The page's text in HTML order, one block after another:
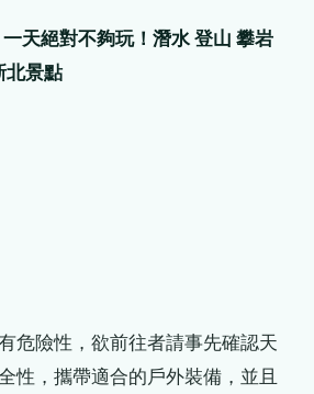
天絕對不夠玩！潛水 登山 攀岩
北景點
危險性，欲前往者請事先確認天
性，攜帶適合的戶外裝備，並且